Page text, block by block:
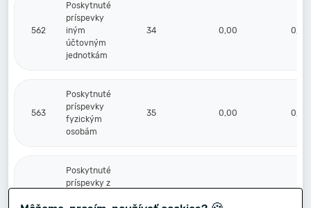
562
Poskytnuté
príspevky
iným
účtovným
jednotkám
34 0,00 0,00
563
Poskytnuté
príspevky
fyzickým
osobám
35 0,00 0,00
Poskytnuté
príspevky z